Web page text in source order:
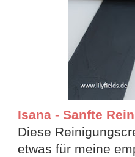
Isana - Sanfte
Diese
etwas für meine